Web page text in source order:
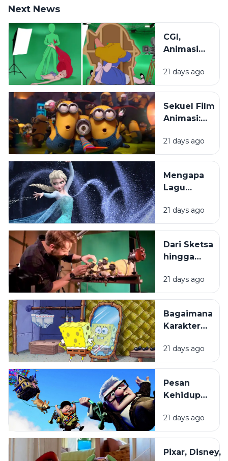
Next News
CGI,
Animasi
Stop
Motion:
Beragam
Teknik di
Animasi
21 days ago
Sekuel Film
Animasi:
Penonton
Selalu
21 days ago
Mengapa
Lagu
Film
Animasi
Melekat di
Ingatan?
21 days ago
Dari Sketsa
hingga
Lebar:
Bagaimana
Animasi
Diproduksi?
21 days ago
Bagaimana
Karakter
Dibuat
hingga
Mudah
Diingat?
21 days ago
Pesan
Kehidupan
Film
Animasi
Sering
21 days ago
Pixar, Disney,